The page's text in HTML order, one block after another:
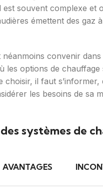
souvent complexe et
émettent des gaz
néanmoins convenir
les options de chauffage
choisir, il faut
les besoins de sa
systèmes de
AVANTAGES